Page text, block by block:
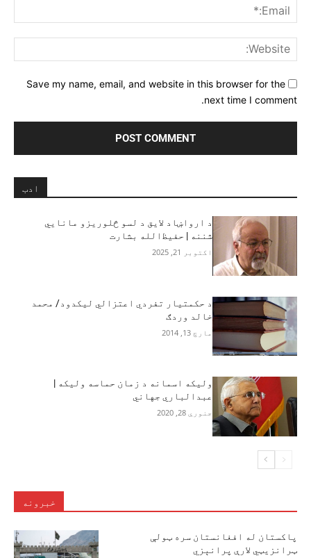
Save my name, email, and website in this browser for the
next time I comment.
ادب
د ارواښاد لایق د لسو څلوريزو مانایي
شننه | حفيظ‌الله بشارت‎
اکتوبر 21, 2025
د حکمتیار تفردي اعتزالي لیکدود/ محمد
خالد وردګ
مارچ 13, 2014
ولیکه اسمانه د زمان حماسه ولیکه |
عبدالباري جهاني
جنوري 28, 2020
خبرونه
پاکستان له افغانستان سره ټولې
ټرانزیټي لارې پرانېزي